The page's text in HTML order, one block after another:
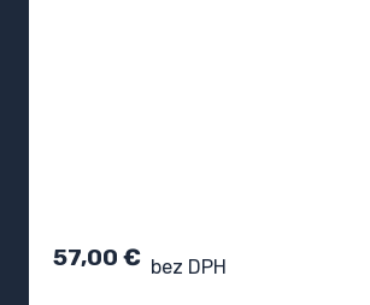
57,00 € bez DPH